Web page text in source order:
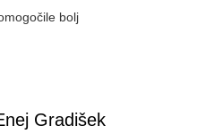
bolj
Gradišek